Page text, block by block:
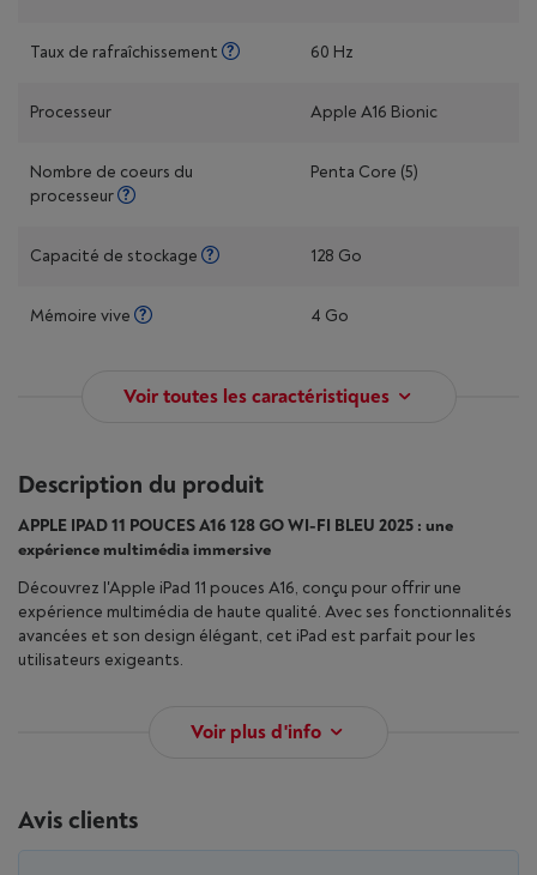
Taux de rafraîchissement 60 Hz
Processeur Apple A16 Bionic
Nombre de coeurs du
processeur
Penta Core (5)
Capacité de stockage 128 Go
Mémoire vive 4 Go
Voir toutes les caractéristiques
Description du produit
APPLE IPAD 11 POUCES A16 128 GO WI-FI BLEU 2025 : une
expérience multimédia immersive
Découvrez l'Apple iPad 11 pouces A16, conçu pour offrir une
expérience multimédia de haute qualité. Avec ses fonctionnalités
avancées et son design élégant, cet iPad est parfait pour les
utilisateurs exigeants.
Voir plus d'info
Avis clients